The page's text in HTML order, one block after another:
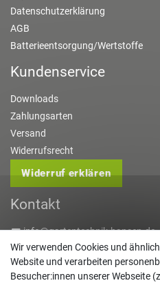
Datenschutzerklärung
AGB
Batterieentsorgung/Wertstoffe
Kundenservice
Downloads
Zahlungsarten
Versand
Widerrufsrecht
Widerruf erklären
Kontakt
info@gartentechnik-hansen.de
0481 8565-0
Mo. - Do. 08:00 - 17:00 | Fr. 8:00 -
Wir verwenden Cookies und
Website und verarbeiten
Besucher:innen unserer Webseite